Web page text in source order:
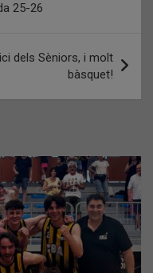
25-26
dels Sèniors, i molt
bàsquet!